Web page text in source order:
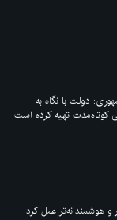
دولت با نگاه به
کوتاه‌مدت تهیه کرده است
و هوشمندانه‌تر عمل کرد